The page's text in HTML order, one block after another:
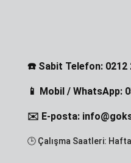
☎️ Sabit Telefon: 0212
📱 Mobil / WhatsApp:
✉️ E-posta:
🕒 Çalışma Saatleri: